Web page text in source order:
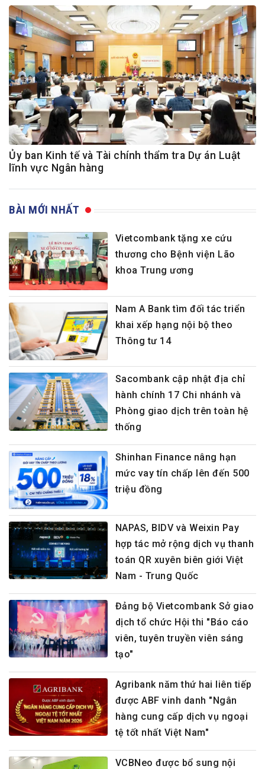
Ủy ban Kinh tế và Tài chính thẩm tra Dự án Luật
lĩnh vực Ngân hàng
BÀI MỚI NHẤT
Vietcombank tặng xe cứu
thương cho Bệnh viện Lão
khoa Trung ương
Nam A Bank tìm đối tác triển
khai xếp hạng nội bộ theo
Thông tư 14
Sacombank cập nhật địa chỉ
hành chính 17 Chi nhánh và
Phòng giao dịch trên toàn hệ
thống
Shinhan Finance nâng hạn
mức vay tín chấp lên đến 500
triệu đồng
NAPAS, BIDV và Weixin Pay
hợp tác mở rộng dịch vụ thanh
toán QR xuyên biên giới Việt
Nam - Trung Quốc
Đảng bộ Vietcombank Sở giao
dịch tổ chức Hội thi "Báo cáo
viên, tuyên truyền viên sáng
tạo"
Agribank năm thứ hai liên tiếp
được ABF vinh danh "Ngân
hàng cung cấp dịch vụ ngoại
tệ tốt nhất Việt Nam"
VCBNeo được bổ sung nội